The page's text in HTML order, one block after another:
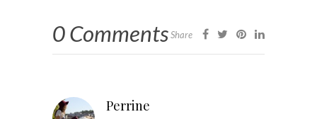
0 CommentsShare
Perrine